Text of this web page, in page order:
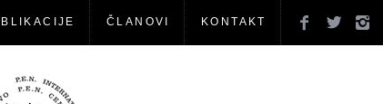
ČLANOVI KONTAKT